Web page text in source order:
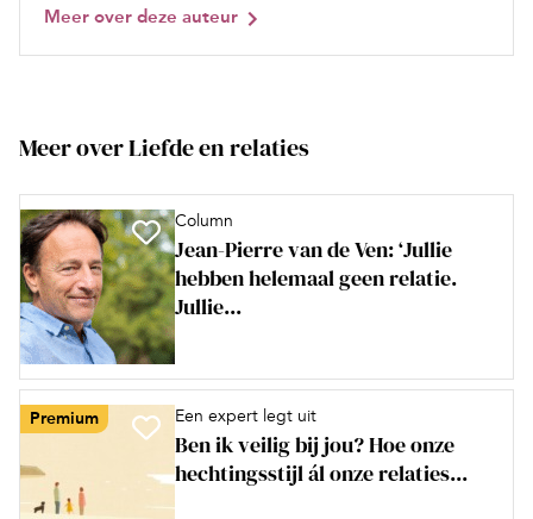
Meer over deze auteur
Meer over Liefde en relaties
Column
Jean-Pierre van de Ven: ‘Jullie
hebben helemaal geen relatie.
Jullie...
Premium Een expert legt uit
Ben ik veilig bij jou? Hoe onze
hechtingsstijl ál onze relaties...